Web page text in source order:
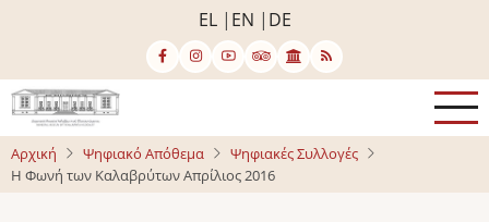
κυρίως
περιεχόμενο
EL EN DE
Αρχική Ψηφιακό Απόθεμα
Ψηφιακές Συλλογές
Η Φωνή των Καλαβρύτων Απρίλιος 2016